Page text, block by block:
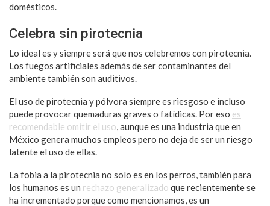
domésticos.
Celebra sin pirotecnia
Lo ideal es y siempre será que nos celebremos con pirotecnia.
Los fuegos artificiales además de ser contaminantes del
ambiente también son auditivos.
El uso de pirotecnia y pólvora siempre es riesgoso e incluso
puede provocar quemaduras graves o fatídicas. Por eso es
recomendable omitir el uso, aunque es una industria que en
México genera muchos empleos pero no deja de ser un riesgo
latente el uso de ellas.
La fobia a la pirotecnia no solo es en los perros, también para
los humanos es un rechazo generalizado que recientemente se
ha incrementado porque como mencionamos, es un